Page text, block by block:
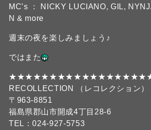
MC’s ： NICKY LUCIANO, GIL,
N & more
週末の夜を楽しみましょう♪
ではまた
RECOLLECTION （レコレクション）
〒963-8851
福島県郡山市開成4丁目28-6
TEL：024-927-5753